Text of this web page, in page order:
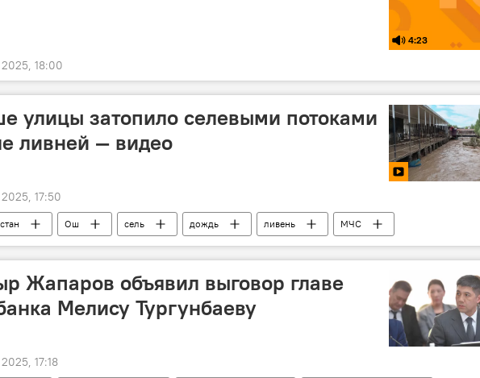
4:23
18:00
улицы затопило селевыми потоками
ливней — видео
17:50
Ош сель дождь ливень МЧС
Жапаров объявил выговор главе
Мелису Тургунбаеву
17:18